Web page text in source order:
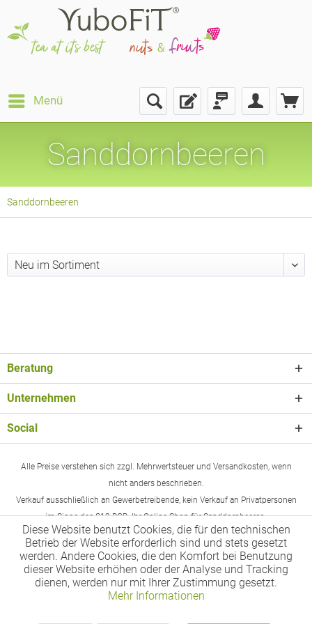
Menü
Sanddornbeeren
Sanddornbeeren
Beratung
Unternehmen
Social
Alle Preise verstehen sich zzgl. Mehrwertsteuer und Versandkosten, wenn
nicht anders beschrieben.
Verkauf ausschließlich an Gewerbetreibende, kein Verkauf an Privatpersonen
im Sinne des §13 BGB. Ihr Online-Shop für Sanddornbeeren.
Diese Website benutzt Cookies, die für den technischen
Betrieb der Website erforderlich sind und stets gesetzt
werden. Andere Cookies, die den Komfort bei Benutzung
dieser Website erhöhen oder der Analyse und Tracking
dienen, werden nur mit Ihrer Zustimmung gesetzt.
Mehr Informationen